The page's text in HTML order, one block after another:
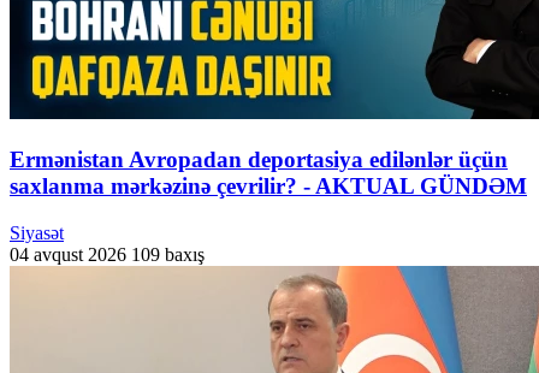
Ermənistan Avropadan deportasiya edilənlər üçün
saxlanma mərkəzinə çevrilir? - AKTUAL GÜNDƏM
Siyasət
04 avqust 2026 109 baxış